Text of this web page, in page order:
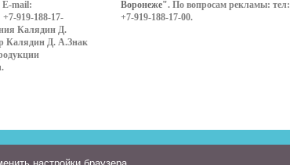
E-mail:
919-188-17-
Калядин Д.
Калядин Д. А.Знак
.
Воронеже". По вопросам рекламы: тел:
+7-919-188-17-00.